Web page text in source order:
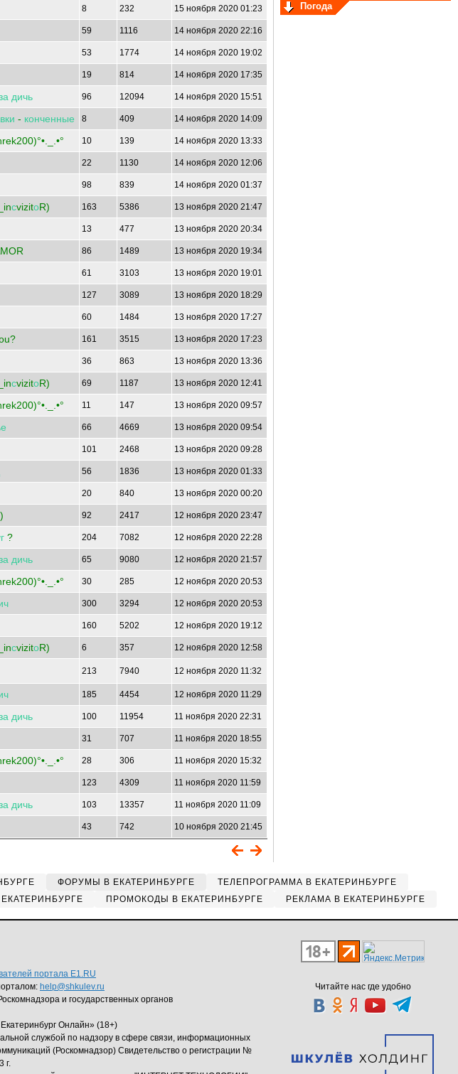
8 232 15 ноября 2020 01:23
59 1116 14 ноября 2020 22:16
53 1774 14 ноября 2020 19:02
19 814 14 ноября 2020 17:35
дичь 96 12094 14 ноября 2020 15:51
- конченные 8 409 14 ноября 2020 14:09
10 139 14 ноября 2020 13:33
22 1130 14 ноября 2020 12:06
98 839 14 ноября 2020 01:37
сvizitоR) 163 5386 13 ноября 2020 21:47
13 477 13 ноября 2020 20:34
86 1489 13 ноября 2020 19:34
61 3103 13 ноября 2020 19:01
127 3089 13 ноября 2020 18:29
60 1484 13 ноября 2020 17:27
161 3515 13 ноября 2020 17:23
36 863 13 ноября 2020 13:36
сvizitоR) 69 1187 13 ноября 2020 12:41
11 147 13 ноября 2020 09:57
66 4669 13 ноября 2020 09:54
101 2468 13 ноября 2020 09:28
56 1836 13 ноября 2020 01:33
20 840 13 ноября 2020 00:20
92 2417 12 ноября 2020 23:47
? 204 7082 12 ноября 2020 22:28
дичь 65 9080 12 ноября 2020 21:57
30 285 12 ноября 2020 20:53
300 3294 12 ноября 2020 20:53
160 5202 12 ноября 2020 19:12
сvizitоR) 6 357
12 ноября 2020 12:58
213 7940 12 ноября 2020 11:32
185 4454 12 ноября 2020 11:29
дичь 100 11954 11 ноября 2020 22:31
31 707 11 ноября 2020 18:55
28 306 11 ноября 2020 15:32
123 4309 11 ноября 2020 11:59
дичь 103 13357 11 ноября 2020 11:09
43 742 10 ноября 2020 21:45
Погода
ФОРУМЫ В ЕКАТЕРИНБУРГЕ
ТЕЛЕПРОГРАММА В ЕКАТЕРИНБУРГЕ
ПРОМОКОДЫ В ЕКАТЕРИНБУРГЕ РЕКЛАМА В ЕКАТЕРИНБУРГЕ
Читайте нас где удобно
портала E1.RU
help@shkulev.ru
и государственных органов
Онлайн» (18+)
службой по надзору в сфере связи, информационных
(Роскомнадзор) Свидетельство о регистрации №
г.